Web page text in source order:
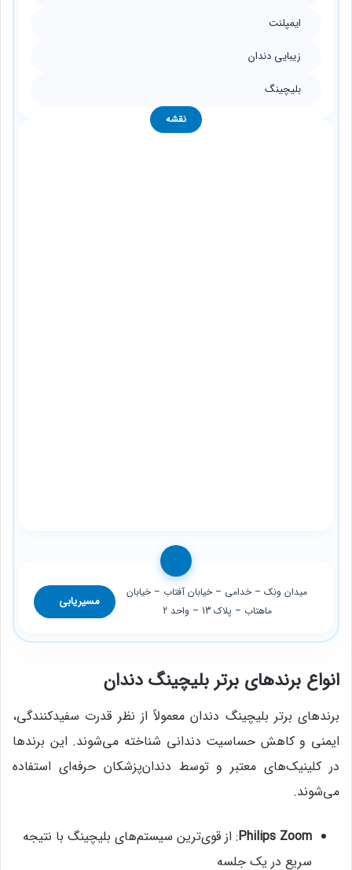
ایمپلنت
زیبایی دندان
بلیچینگ
نقشه
میدان ونک – خدامی – خیابان آفتاب – خیابان
ماهتاب – پلاک 13 – واحد 2
مسیریابی
انواع برندهای برتر بلیچینگ دندان
برندهای برتر بلیچینگ دندان معمولاً از نظر قدرت سفیدکنندگی،
ایمنی و کاهش حساسیت دندانی شناخته می‌شوند. این برندها
در کلینیک‌های معتبر و توسط دندان‌پزشکان حرفه‌ای استفاده
می‌شوند.
Philips Zoom: از قوی‌ترین سیستم‌های بلیچینگ با نتیجه
سریع در یک جلسه